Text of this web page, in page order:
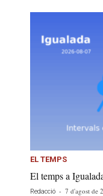
EL TEMPS
El temps a
Redacció - 7 d'agost de